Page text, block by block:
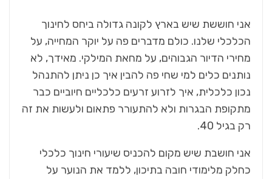
אני חוששת שיש בארץ לקונה גדולה ביחס לחינוך
הכלכלי שלנו. כולם מדברים פה על יוקר המחייה, על
מחירי הדיור הגבוהים, על מחאת המילקי. מאידך, לא
נותנים כלים למי שחי פה להבין איך כן ניתן להתנהל
נכון כלכלית, איך לזרוע זרעים כלכליים חיוביים כבר
מתקופת הבגרות ולא להתעורר פתאום ולעשות את זה
רק בגיל 40.
אני חושבת שיש מקום להכניס שיעורי חינוך כלכלי
כחלק מלימודי חובה בתיכון, ללמד את הנוער על